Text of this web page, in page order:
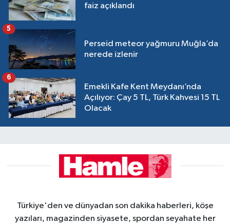
faiz açıklandı
Perseid meteor yağmuru Muğla’da
nerede izlenir
5
Emekli Kafe Kent Meydanı’nda
Açılıyor: Çay 5 TL, Türk Kahvesi 15 TL
Olacak
6
Türkiye'den ve dünyadan son dakika haberleri, köşe
yazıları, magazinden siyasete, spordan seyahate her